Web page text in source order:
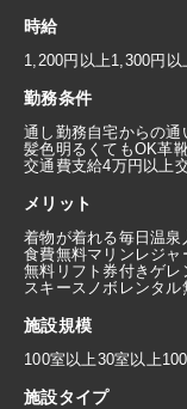
時給
1,200円以上1,300円以
勤務条件
通し勤務自宅からの通
髪色明るくてもOK革
交通費支給4万円以上
メリット
着物が着れる毎日温泉
食費無料マリンレジャ
無料リフト券付きゲレ
スキースノボレンタル
施設規模
100室以上30室以上
施設タイプ